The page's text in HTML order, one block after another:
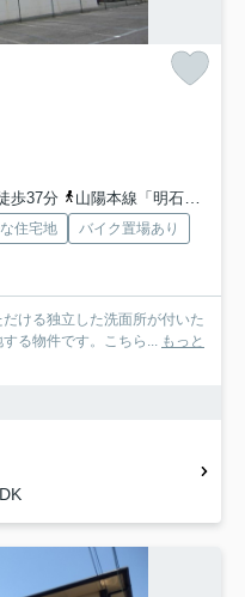
歩37分
山陽本線「明石」駅 徒歩52分
住宅地
バイク置場あり
ける独立した洗面所が付いた
る物件です。こちら... もっと